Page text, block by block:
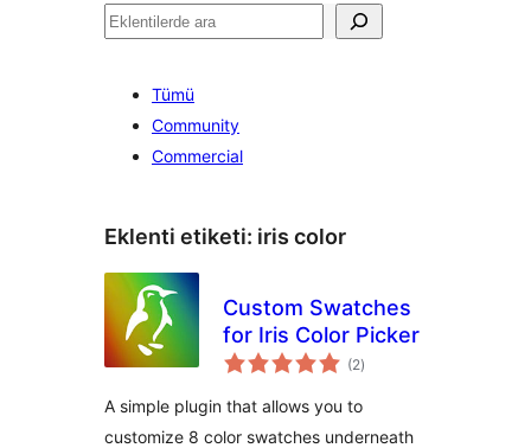
Ara
Tümü
Community
Commercial
Eklenti etiketi: iris color
Custom Swatches
for Iris Color Picker
(2toplam
puan
)
A simple plugin that allows you to
customize 8 color swatches underneath